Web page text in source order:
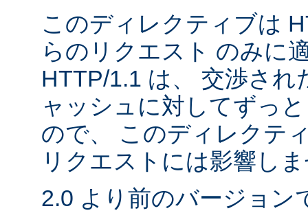
このディレクティブは
らのリクエスト のみに
HTTP/1.1 は、 交渉さ
ャッシュに対してずっ
ので、 このディレクテ
リクエストには影響し
2.0 より前のバージョン